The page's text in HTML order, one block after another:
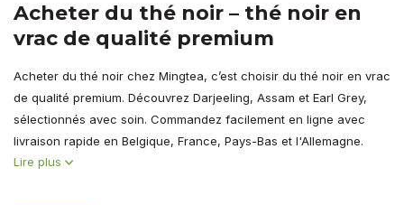
Acheter du thé noir – thé noir en
vrac de qualité premium
Acheter du thé noir chez Mingtea, c’est choisir du thé noir en vrac
de qualité premium. Découvrez Darjeeling, Assam et Earl Grey,
sélectionnés avec soin. Commandez facilement en ligne avec
livraison rapide en Belgique, France, Pays-Bas et l'Allemagne.
Lire plus